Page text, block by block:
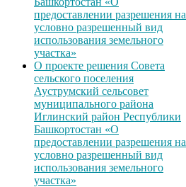
предоставлении разрешения на
условно разрешенный вид
использования земельного
участка»
О проекте решения Совета
сельского поселения
Ауструмский сельсовет
муниципального района
Иглинский район Республики
Башкортостан «О
предоставлении разрешения на
условно разрешенный вид
использования земельного
участка»